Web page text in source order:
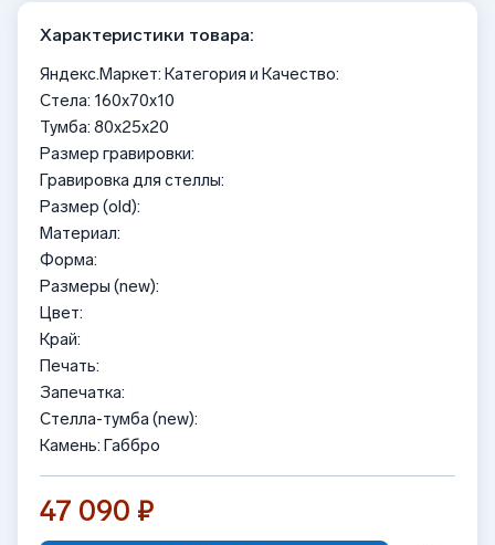
Характеристики товара:
Яндекс.Маркет: Категория и Качество:
Стела: 160x70x10
Тумба: 80x25x20
Размер гравировки:
Гравировка для стеллы:
Размер (old):
Материал:
Форма:
Размеры (new):
Цвет:
Край:
Печать:
Запечатка:
Стелла-тумба (new):
Камень: Габбро
47 090 ₽